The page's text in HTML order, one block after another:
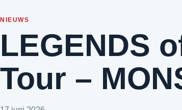
NIEUWS
LEGENDS
Tour –